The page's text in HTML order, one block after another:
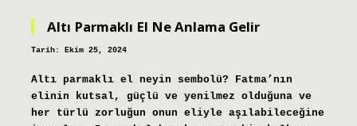
Altı Parmaklı El Ne Anlama Gelir
Tarih: Ekim 25, 2024
Altı parmaklı el neyin sembolü? Fatma’nın
elinin kutsal, güçlü ve yenilmez olduğuna ve
her türlü zorluğun onun eliyle aşılabileceğine